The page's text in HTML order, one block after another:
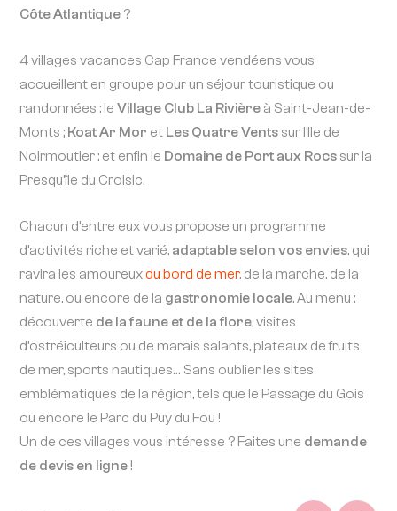
Côte Atlantique ?
4 villages vacances Cap France vendéens vous
accueillent en groupe pour un séjour touristique ou
randonnées : leVillage Club La Rivière à Saint-Jean-de-
Monts ; Koat Ar Mor et Les Quatre Vents sur l’Ile de
Noirmoutier ; et enfin le Domaine de Port aux Rocs sur la
Presqu’île du Croisic.
Chacun d’entre eux vous propose un programme
d’activités riche et varié, adaptable selon vos envies, qui
ravira les amoureuxdu bord de mer, de la marche, de la
nature, ou encore de la gastronomie locale. Au menu :
découverte de la faune et de la flore, visites
d’ostréiculteurs ou de marais salants, plateaux de fruits
de mer, sports nautiques… Sans oublier les sites
emblématiques de la région, tels que le Passage du Gois
ou encore le Parc du Puy du Fou !
Un de ces villages vous intéresse ? Faites une demande
de devis en ligne !